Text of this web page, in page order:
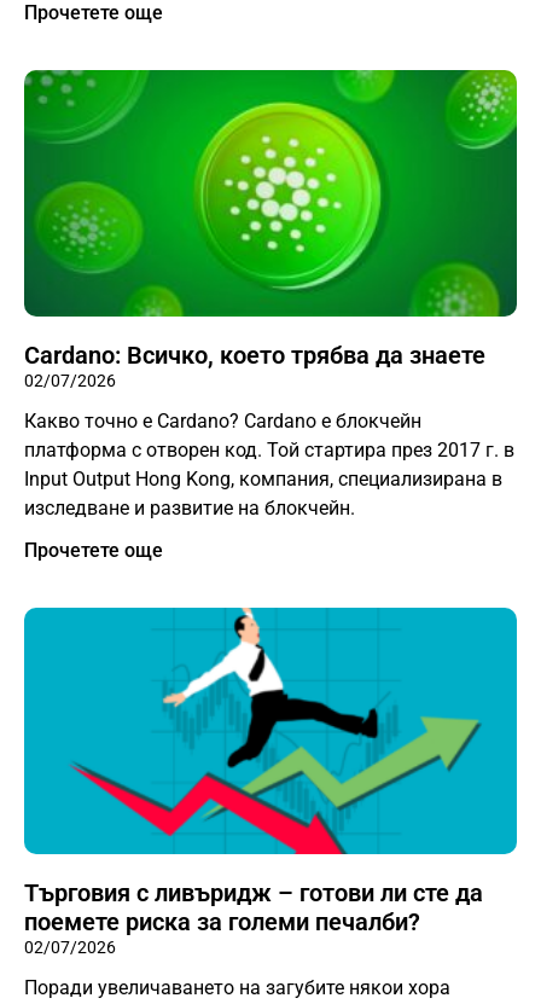
Прочетете още
Cardano: Всичко, което трябва да знаете
02/07/2026
Какво точно е Cardano? Cardano е блокчейн
платформа с отворен код. Той стартира през 2017 г. в
Input Output Hong Kong, компания, специализирана в
изследване и развитие на блокчейн.
Прочетете още
Търговия с ливъридж – готови ли сте да
поемете риска за големи печалби?
02/07/2026
Поради увеличаването на загубите някои хора